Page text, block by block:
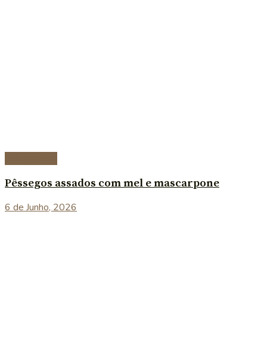
Pêssegos assados com mel e mascarpone
6 de Junho, 2026